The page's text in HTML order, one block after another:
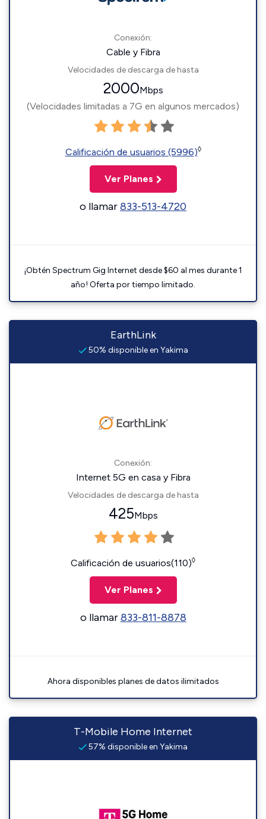
Conexión:
Cable y Fibra
Velocidades de descarga de hasta
2000Mbps
(Velocidades limitadas a 7G en algunos mercados)
Calificación de usuarios (5996)◊
Ver Planes
o llamar833-513-4720
¡Obtén Spectrum Gig Internet desde $60 al mes durante 1
año! Oferta por tiempo limitado.
EarthLink
50% disponible en Yakima
Conexión:
Internet 5G en casa y Fibra
Velocidades de descarga de hasta
425Mbps
Calificación de usuarios(110)◊
Ver Planes
o llamar833-811-8878
Ahora disponibles planes de datos ilimitados
T-Mobile Home Internet
57% disponible en Yakima